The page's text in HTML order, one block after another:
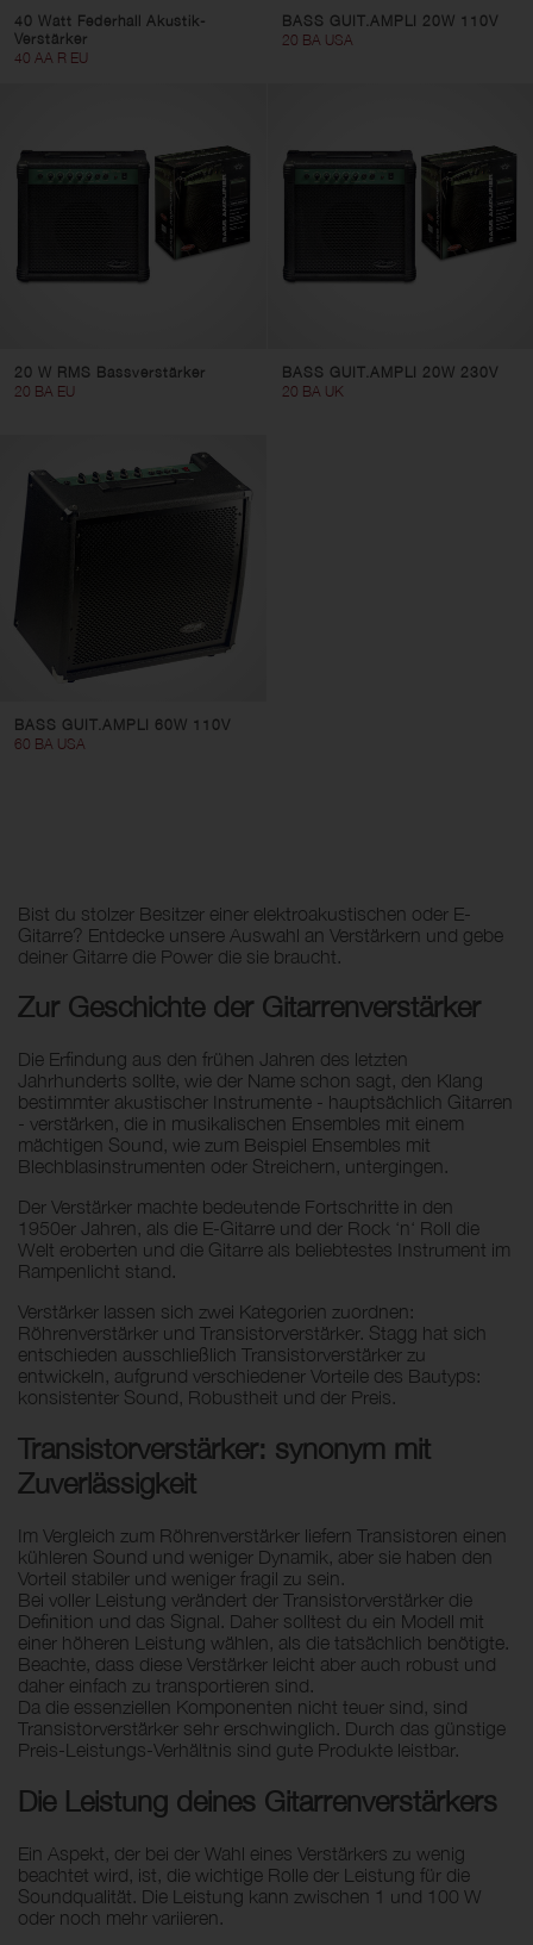
40 Watt Federhall Akustik-
Verstärker
40 AA R EU
BASS GUIT.AMPLI 20W 110V
20 BA USA
20 W RMS Bassverstärker
20 BA EU
BASS GUIT.AMPLI 20W 230V
20 BA UK
BASS GUIT.AMPLI 60W 110V
60 BA USA
Bist du stolzer Besitzer einer elektroakustischen oder E-
Gitarre? Entdecke unsere Auswahl an Verstärkern und gebe
deiner Gitarre die Power die sie braucht.
Zur Geschichte der Gitarrenverstärker
Die Erfindung aus den frühen Jahren des letzten
Jahrhunderts sollte, wie der Name schon sagt, den Klang
bestimmter akustischer Instrumente - hauptsächlich Gitarren
- verstärken, die in musikalischen Ensembles mit einem
mächtigen Sound, wie zum Beispiel Ensembles mit
Blechblasinstrumenten oder Streichern, untergingen.
Der Verstärker machte bedeutende Fortschritte in den
1950er Jahren, als die E-Gitarre und der Rock ‘n‘ Roll die
Welt eroberten und die Gitarre als beliebtestes Instrument im
Rampenlicht stand.
Verstärker lassen sich zwei Kategorien zuordnen:
Röhrenverstärker und Transistorverstärker. Stagg hat sich
entschieden ausschließlich Transistorverstärker zu
entwickeln, aufgrund verschiedener Vorteile des Bautyps:
konsistenter Sound, Robustheit und der Preis.
Transistorverstärker: synonym mit
Zuverlässigkeit
Im Vergleich zum Röhrenverstärker liefern Transistoren einen
kühleren Sound und weniger Dynamik, aber sie haben den
Vorteil stabiler und weniger fragil zu sein.
Bei voller Leistung verändert der Transistorverstärker die
Definition und das Signal. Daher solltest du ein Modell mit
einer höheren Leistung wählen, als die tatsächlich benötigte.
Beachte, dass diese Verstärker leicht aber auch robust und
daher einfach zu transportieren sind.
Da die essenziellen Komponenten nicht teuer sind, sind
Transistorverstärker sehr erschwinglich. Durch das günstige
Preis-Leistungs-Verhältnis sind gute Produkte leistbar.
Die Leistung deines Gitarrenverstärkers
Ein Aspekt, der bei der Wahl eines Verstärkers zu wenig
beachtet wird, ist, die wichtige Rolle der Leistung für die
Soundqualität. Die Leistung kann zwischen 1 und 100 W
oder noch mehr variieren.